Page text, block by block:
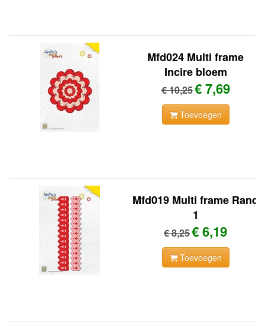
Mfd024 Multi frame
Incire bloem
€ 10,25€ 7,69
Toevoegen
Mfd019 Multi frame Rand
1
€ 8,25€ 6,19
Toevoegen